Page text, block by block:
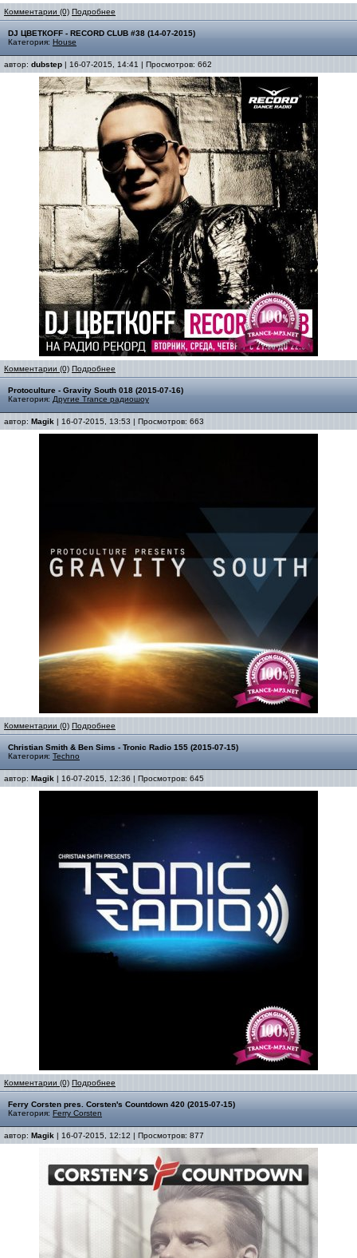
Комментарии (0) Подробнее
DJ ЦВЕТКОFF - RECORD CLUB #38 (14-07-2015)
Категория: House
автор: dubstep | 16-07-2015, 14:41 | Просмотров: 662
Комментарии (0) Подробнее
Protoculture - Gravity South 018 (2015-07-16)
Категория: Другие Trance радиошоу
автор: Magik | 16-07-2015, 13:53 | Просмотров: 663
Комментарии (0) Подробнее
Christian Smith & Ben Sims - Tronic Radio 155 (2015-07-15)
Категория: Techno
автор: Magik | 16-07-2015, 12:36 | Просмотров: 645
Комментарии (0) Подробнее
Ferry Corsten pres. Corsten's Countdown 420 (2015-07-15)
Категория: Ferry Corsten
автор: Magik | 16-07-2015, 12:12 | Просмотров: 877